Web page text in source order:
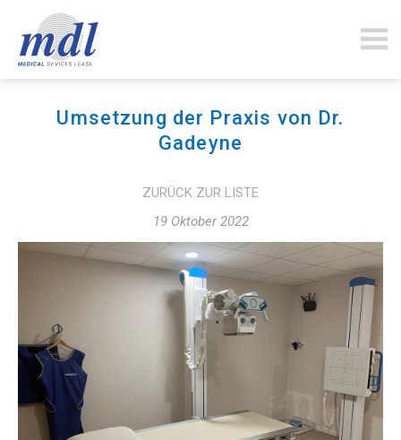
Umsetzung der Praxis von Dr.
Gadeyne
ZURÜCK ZUR LISTE
19 Oktober 2022